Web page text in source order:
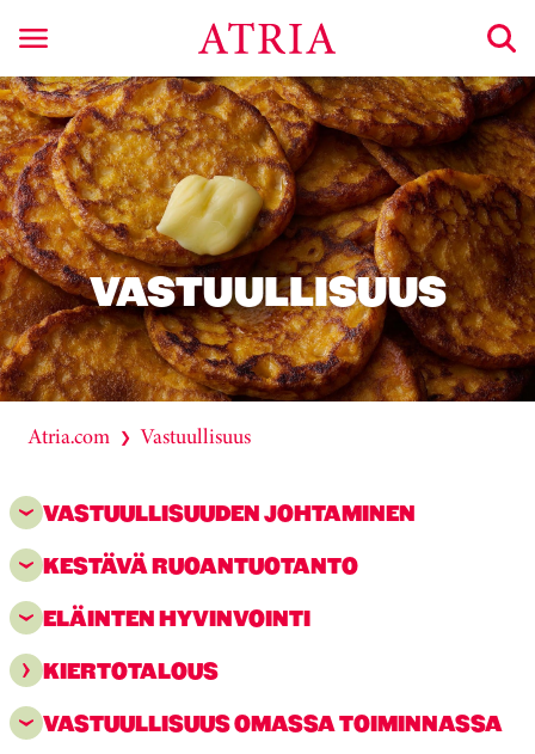
VASTUULLISUUS
Atria.com ❯ Vastuullisuus
VASTUULLISUUDEN JOHTAMINEN
KESTÄVÄ RUOANTUOTANTO
ELÄINTEN HYVINVOINTI
KIERTOTALOUS
VASTUULLISUUS OMASSA TOIMINNASSA